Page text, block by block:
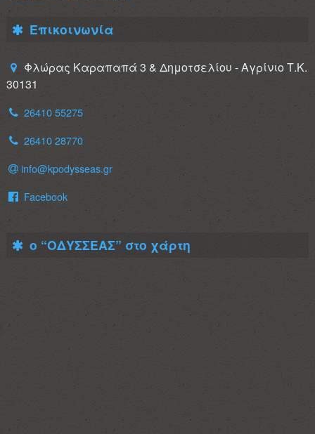
Επικοινωνία
Φλώρας Καραπαπά 3 & Δημοτσελίου - Αγρίνιο Τ.Κ.
30131
26410 55275
26410 28770
info@kpodysseas.gr
Facebook
ο “ΟΔΥΣΣΕΑΣ” στο χάρτη